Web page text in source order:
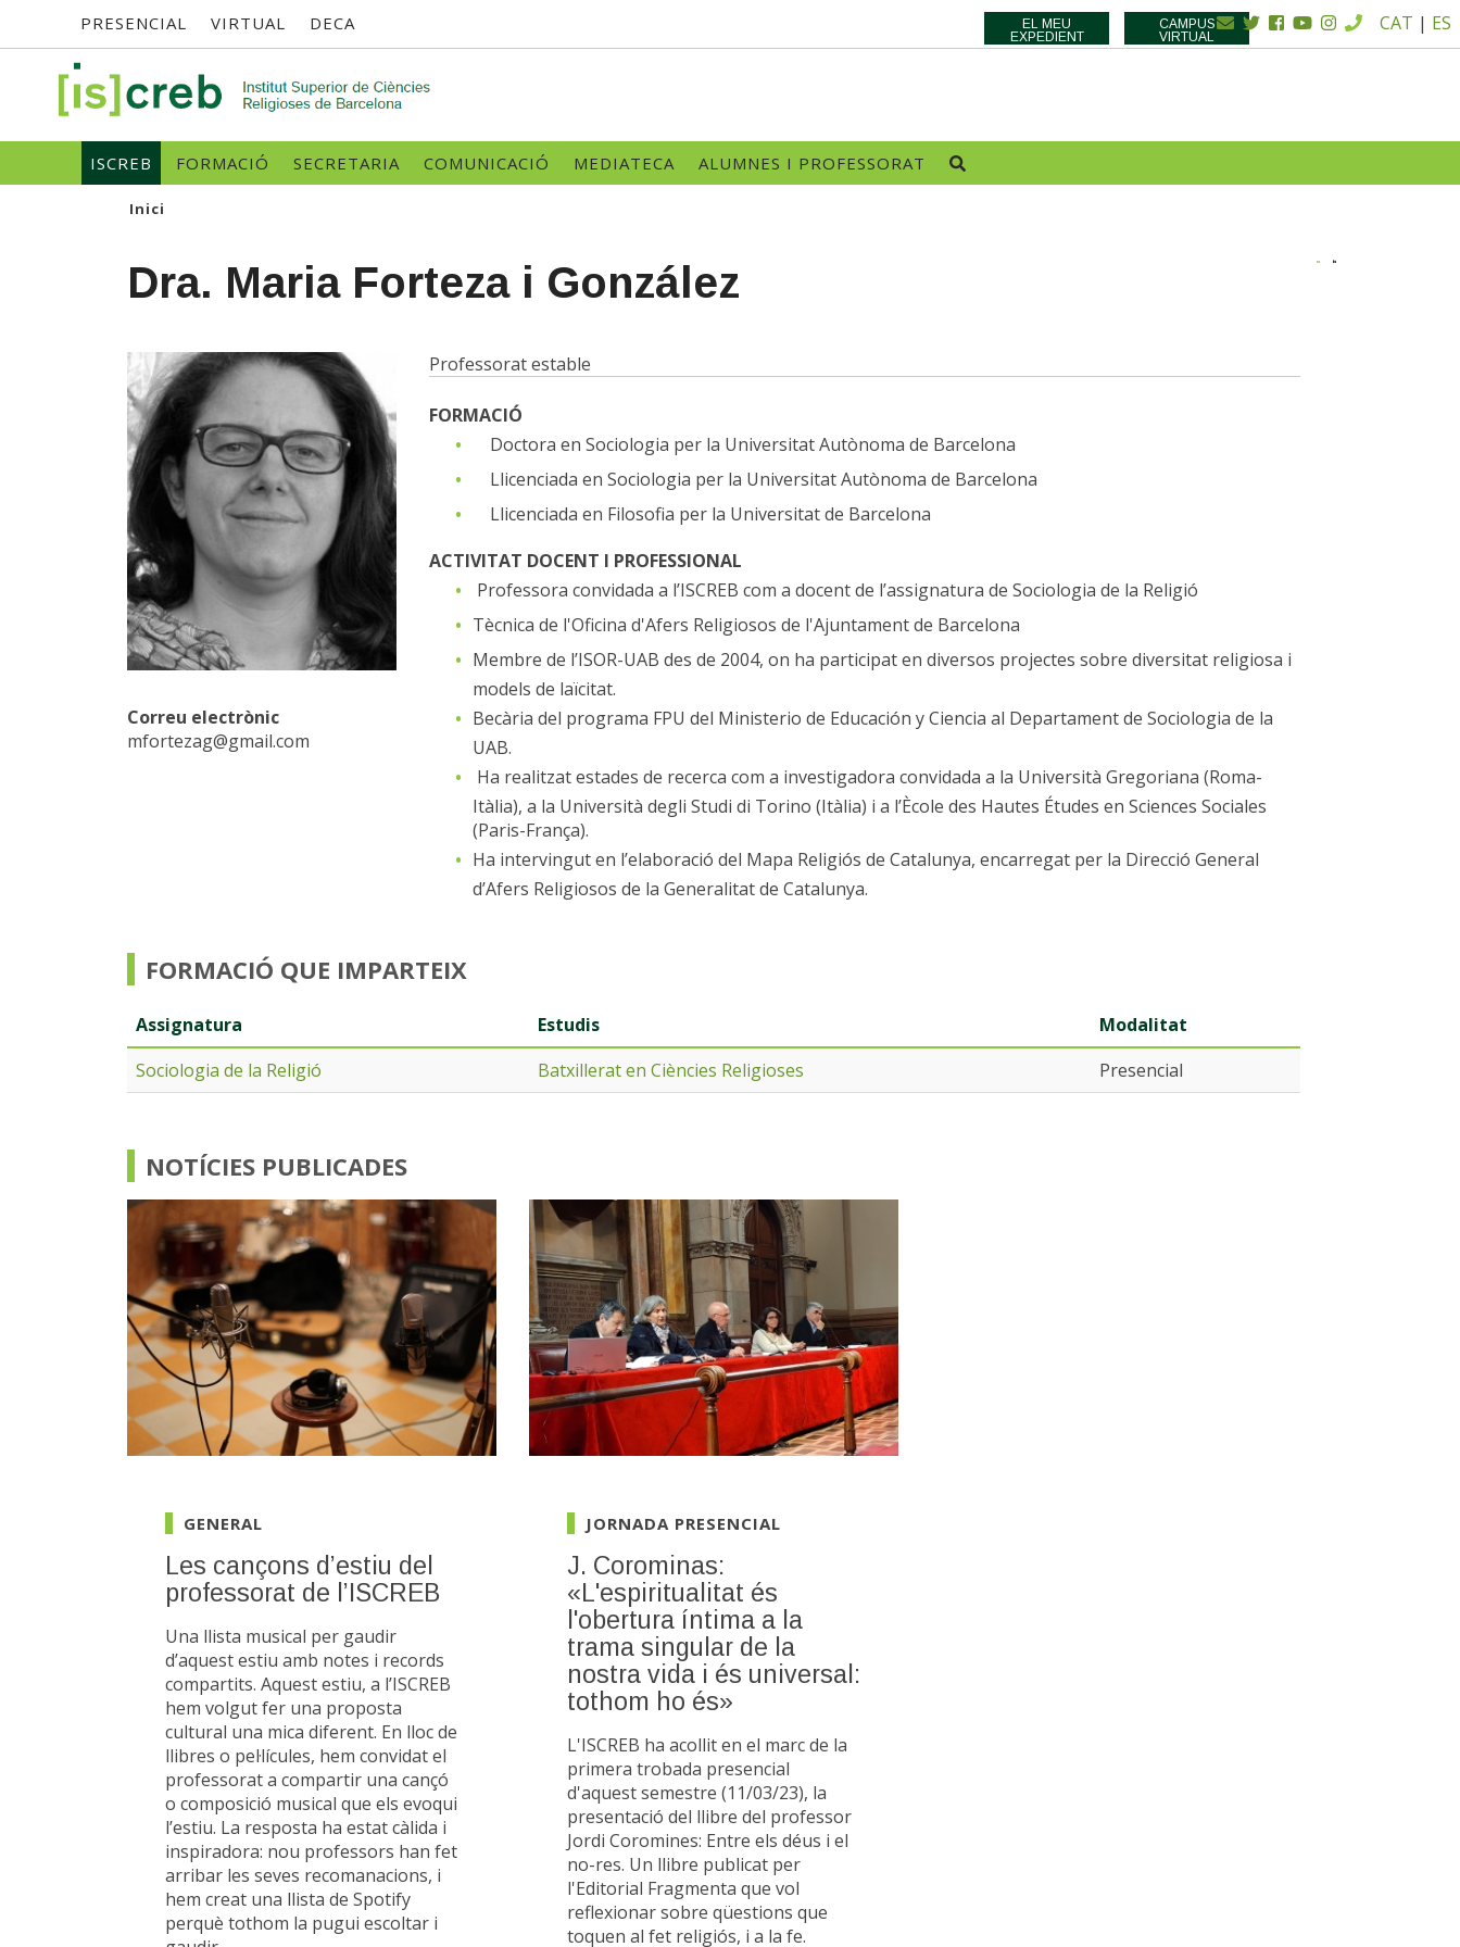
contingut
Menú
superior
SK
PRESENCIAL VIRTUAL DECA
EL MEU
EXPEDIENT
CAMPUS
VIRTUAL
CAT | ES
Navegació
principal
ISCREB FORMACIÓ SECRETARIA COMUNICACIÓ MEDIATECA ALUMNES I PROFESSORAT
Inici
Dra. Maria Forteza i González
Correu electrònic
mfortezag@gmail.com
Professorat estable
FORMACIÓ
Doctora en Sociologia per la Universitat Autònoma de Barcelona
Llicenciada en Sociologia per la Universitat Autònoma de Barcelona
Llicenciada en Filosofia per la Universitat de Barcelona
ACTIVITAT DOCENT I PROFESSIONAL
Professora convidada a l’ISCREB com a docent de l’assignatura de Sociologia de la Religió
Tècnica de l'Oficina d'Afers Religiosos de l'Ajuntament de Barcelona
Membre de l’ISOR-UAB des de 2004, on ha participat en diversos projectes sobre diversitat religiosa i
models de laïcitat.
Becària del programa FPU del Ministerio de Educación y Ciencia al Departament de Sociologia de la
UAB.
Ha realitzat estades de recerca com a investigadora convidada a la Università Gregoriana (Roma-
Itàlia), a la Università degli Studi di Torino (Itàlia) i a l’Ècole des Hautes Études en Sciences Sociales
(Paris-França).
Ha intervingut en l’elaboració del Mapa Religiós de Catalunya, encarregat per la Direcció General
d’Afers Religiosos de la Generalitat de Catalunya.
FORMACIÓ QUE IMPARTEIX
Assignatura Estudis
Modalitat
Sociologia de la Religió
Batxillerat en Ciències Religioses Presencial
NOTÍCIES PUBLICADES
GENERAL
Les cançons d’estiu del
professorat de l’ISCREB
Una llista musical per gaudir
d’aquest estiu amb notes i records
compartits. Aquest estiu, a l’ISCREB
hem volgut fer una proposta
cultural una mica diferent. En lloc de
llibres o pel·lícules, hem convidat el
professorat a compartir una cançó
o composició musical que els evoqui
l’estiu. La resposta ha estat càlida i
inspiradora: nou professors han fet
arribar les seves recomanacions, i
hem creat una llista de Spotify
perquè tothom la pugui escoltar i
JORNADA PRESENCIAL
J. Corominas:
«L'espiritualitat és
l'obertura íntima a la
trama singular de la
nostra vida i és universal:
tothom ho és»
L'ISCREB ha acollit en el marc de la
primera trobada presencial
d'aquest semestre (11/03/23), la
presentació del llibre del professor
Jordi Coromines: Entre els déus i el
no-res. Un llibre publicat per
l'Editorial Fragmenta que vol
reflexionar sobre qüestions que
toquen al fet religiós, i a la fe.